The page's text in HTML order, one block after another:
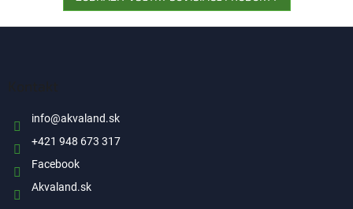
info@akvaland.sk
+421 948 673 317
Facebook
Akvaland.sk